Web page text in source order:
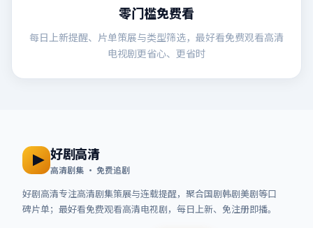
零门槛免费看
每日上新提醒、片单策展与类型筛选，最好看免费观看高清
电视剧更省心、更省时
好剧高清
高清剧集 · 免费追剧
好剧高清专注高清剧集策展与连载提醒，聚合国剧韩剧美剧等口
碑片单； 最好看免费观看高清电视剧，每日上新、免注册即播。